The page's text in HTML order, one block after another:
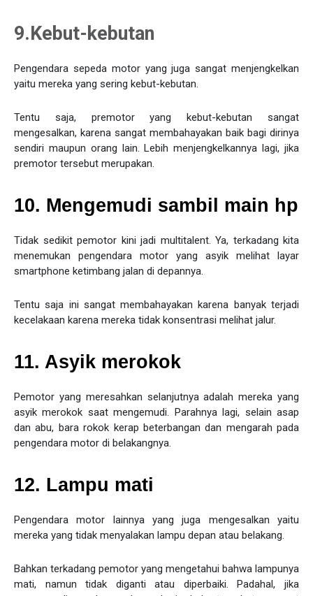
9.Kebut-kebutan
Pengendara sepeda motor yang juga sangat menjengkelkan
yaitu mereka yang sering kebut-kebutan.
Tentu saja, premotor yang kebut-kebutan sangat
mengesalkan, karena sangat membahayakan baik bagi dirinya
sendiri maupun orang lain. Lebih menjengkelkannya lagi, jika
premotor tersebut merupakan.
10. Mengemudi sambil main hp
Tidak sedikit pemotor kini jadi multitalent. Ya, terkadang kita
menemukan pengendara motor yang asyik melihat layar
smartphone ketimbang jalan di depannya.
Tentu saja ini sangat membahayakan karena banyak terjadi
kecelakaan karena mereka tidak konsentrasi melihat jalur.
11. Asyik merokok
Pemotor yang meresahkan selanjutnya adalah mereka yang
asyik merokok saat mengemudi. Parahnya lagi, selain asap
dan abu, bara rokok kerap beterbangan dan mengarah pada
pengendara motor di belakangnya.
12. Lampu mati
Pengendara motor lainnya yang juga mengesalkan yaitu
mereka yang tidak menyalakan lampu depan atau belakang.
Bahkan terkadang pemotor yang mengetahui bahwa lampunya
mati, namun tidak diganti atau diperbaiki. Padahal, jika